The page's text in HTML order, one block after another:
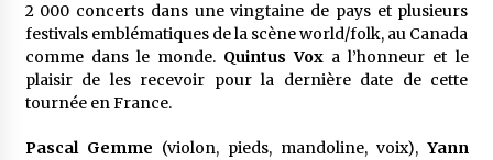
2 000 concerts dans une vingtaine de pays et plusieurs
festivals emblématiques de la scène world/folk, au Canada
comme dans le monde. Quintus Vox a l’honneur et le
plaisir de les recevoir pour la dernière date de cette
tournée en France.
Pascal Gemme (violon, pieds, mandoline, voix),Yann